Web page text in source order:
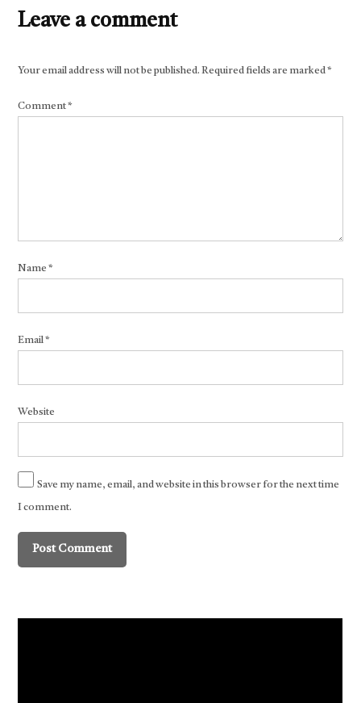
Leave a comment
Your email address will not be published. Required fields are marked*
Comment*
Name*
Email*
Website
Save my name, email, and website in this browser for the next time
I comment.